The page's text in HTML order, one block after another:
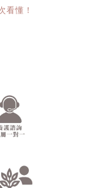
看懂！